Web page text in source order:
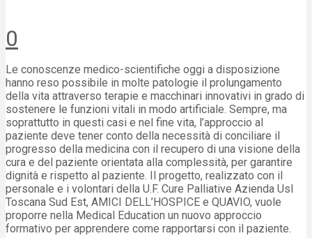
0
Le conoscenze medico-scientifiche oggi a disposizione
hanno reso possibile in molte patologie il prolungamento
della vita attraverso terapie e macchinari innovativi in grado di
sostenere le funzioni vitali in modo artificiale. Sempre, ma
soprattutto in questi casi e nel fine vita, l’approccio al
paziente deve tener conto della necessità di conciliare il
progresso della medicina con il recupero di una visione della
cura e del paziente orientata alla complessità, per garantire
dignità e rispetto al paziente. Il progetto, realizzato con il
personale e i volontari della U.F. Cure Palliative Azienda Usl
Toscana Sud Est, AMICI DELL’HOSPICE e QUAVIO, vuole
proporre nella Medical Education un nuovo approccio
formativo per apprendere come rapportarsi con il paziente.